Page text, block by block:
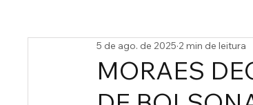
MORAES
5 de ago. de 2025 2 min de leitura